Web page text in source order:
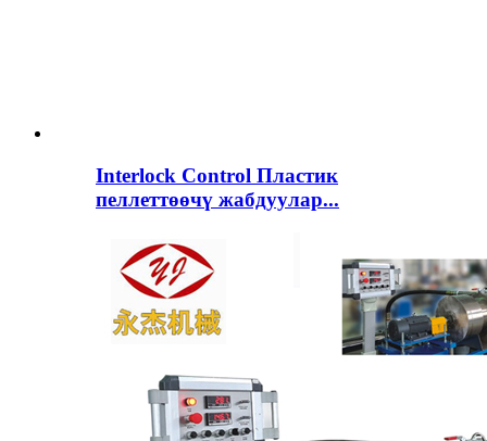
Interlock Control Пластик
пеллеттөөчү жабдуулар...